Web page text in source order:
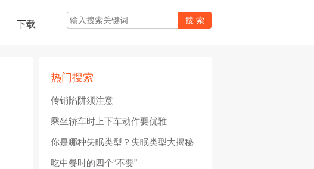
下载
热门搜索
传销陷阱须注意
乘坐轿车时上下车动作要优雅
你是哪种失眠类型？失眠类型大揭秘
吃中餐时的四个“不要”